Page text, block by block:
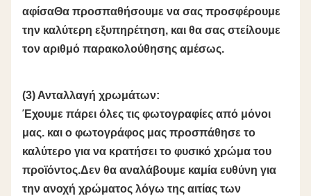
αφίσαΘα προσπαθήσουμε να σας προσφέρουμε
την καλύτερη εξυπηρέτηση, και θα σας στείλουμε
τον αριθμό παρακολούθησης αμέσως.
(3) Ανταλλαγή χρωμάτων:
Έχουμε πάρει όλες τις φωτογραφίες από μόνοι
μας. και ο φωτογράφος μας προσπάθησε το
καλύτερο για να κρατήσει το φυσικό χρώμα του
προϊόντος.Δεν θα αναλάβουμε καμία ευθύνη για
την ανοχή χρώματος λόγω της αιτίας των